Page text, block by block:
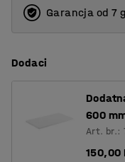
Garancja od 7
Dodaci
600
Art. br.:
150,00